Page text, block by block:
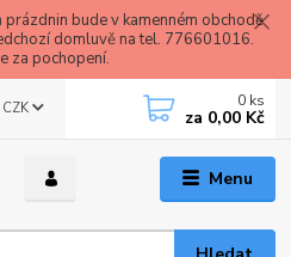
bude v kamenném obchodě
domluvě na tel. 776601016.
za pochopení.
Menu
CZK 0 ks
za 0,00 Kč